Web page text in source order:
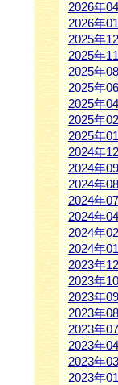
2026年
2026年
2025年
2025年
2025年
2025年
2025年
2025年
2025年
2024年
2024年
2024年
2024年
2024年
2024年
2024年
2023年
2023年
2023年
2023年
2023年
2023年
2023年
2023年